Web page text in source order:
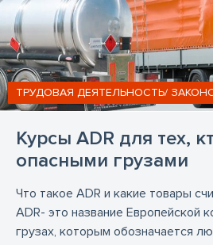
Курсы ADR для тех,
опасными грузами
ТРУДОВАЯ ДЕЯТЕЛЬНОСТЬ/
Что такое ADR и какие товары
ADR- это название Европейской
грузах, которым обозначается